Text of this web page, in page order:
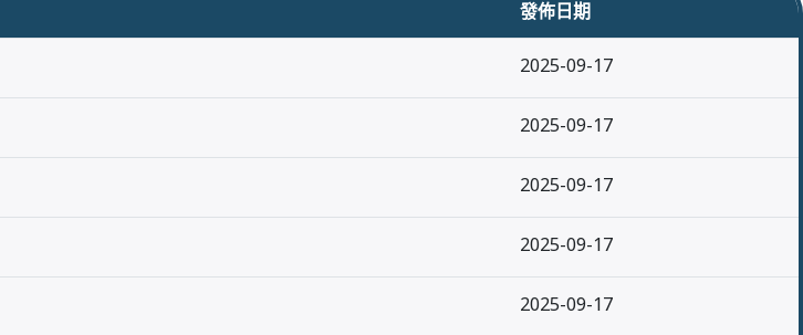
發佈日期
2025-09-17
2025-09-17
2025-09-17
2025-09-17
2025-09-17